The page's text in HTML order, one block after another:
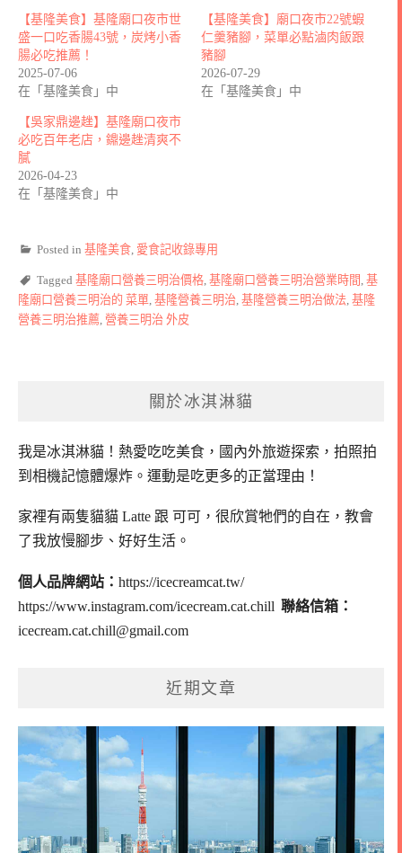
【基隆美食】基隆廟口夜市世
盛一口吃香腸43號，炭烤小香
腸必吃推薦！
2025-07-06
在「基隆美食」中
【基隆美食】廟口夜市22號蝦
仁羹豬腳，菜單必點滷肉飯跟
豬腳
2026-07-29
在「基隆美食」中
【吳家鼎邊趖】基隆廟口夜市
必吃百年老店，鐤邊趖清爽不
膩
2026-04-23
在「基隆美食」中
Posted in 基隆美食, 愛食記收錄專用
Tagged 基隆廟口營養三明治價格, 基隆廟口營養三明治營業時間 , 基
隆廟口營養三明治的 菜單, 基隆營養三明治, 基隆營養三明治做法, 基隆
營養三明治推薦, 營養三明治 外皮
關於冰淇淋貓
我是冰淇淋貓！ 熱愛吃吃美食，國內外旅遊探索，拍照拍
到相機記憶體爆炸。 運動是吃更多的正當理由！
家裡有兩隻貓貓 Latte 跟 可可， 很欣賞牠們的自在，教會
了我放慢腳步、好好生活。
個人品牌網站： https://icecreamcat.tw/
https://www.instagram.com/icecream.cat.chill 聯絡信箱：
icecream.cat.chill@gmail.com
近期文章